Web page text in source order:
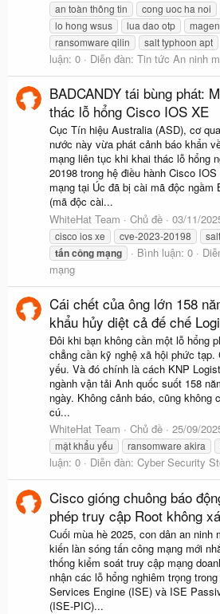
an toàn thông tin cong uoc ha noi
lo hong wsus
lua dao otp
ransomware qilin
salt typhoon apt
luận: 0
Diễn đàn: Tin tức An ninh
BADCANDY tái bùng phát:
thác lỗ hổng Cisco IOS XE
Cục Tín hiệu Australia (ASD), cơ
nước này vừa phát cảnh báo khẩn
mạng liên tục khi khai thác lỗ hổng
20198 trong hệ điều hành Cisco
mạng tại Úc đã bị cài mã độc ngầm
(mã độc cài...
WhiteHat Team
Chủ đề 03/11/
cisco ios xe
cve-2023-20198
tấncôngmạng Bình luận: 0
mạng
Cái chết của ông lớn 158
khẩu hủy diệt cả đế chế
Đôi khi bạn không cần một lỗ hổng
chẳng cần kỹ nghệ xã hội phức
yếu. Và đó chính là cách KNP
ngành vận tải Anh quốc suốt 158
ngày. Không cảnh báo, cũng không
cú...
WhiteHat Team
Chủ đề 25/09/
mật khẩu yếu
ransomware akira
luận: 0
Diễn đàn: Cyber Security
Cisco gióng chuông báo
phép truy cập Root không
Cuối mùa hè 2025, con dân an ninh
kiến làn sóng tấn công mạng mới
thống kiểm soát truy cập mạng
nhận các lỗ hổng nghiêm trọng
Services Engine (ISE) và ISE
(ISE-PIC)...